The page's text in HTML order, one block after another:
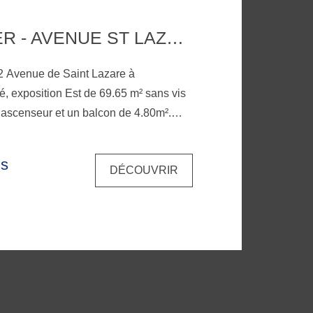
MONTPELLIER - AVENUE ST LAZARE
Avenue de Saint Lazare à
et un balcon de 4.80m².
d'un séjour, cuisine équipée, de
de bain avec baignoire - douche et
Loyer de 976,81€ charges
DÉCOUVRIR